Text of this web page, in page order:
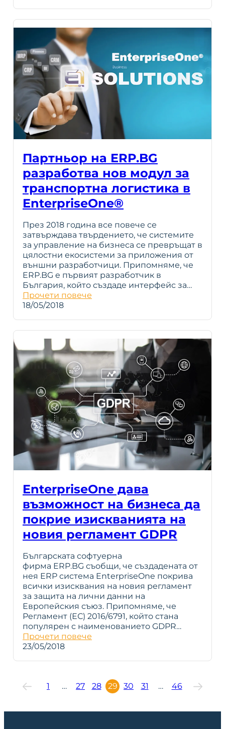
Партньор на ERP.BG
разработва нов модул за
транспортна логистика в
EnterpriseOne®
През 2018 година все повече се
затвърждава твърдението, че системите
за управление на бизнеса се превръщат в
цялостни екосистеми за приложения от
външни разработчици. Припомняме, че
ERP.BG e първият разработчик в
България, който създаде интерфейс за…
Прочети повече
18/05/2018
EnterpriseOne дава
възможност на бизнеса да
покрие изискванията на
новия регламент GDPR
Българската софтуерна
фирма ERP.BG съобщи, че създадената от
нея ERP система EnterpriseOne покрива
всички изисквания на новия регламент
за защита на лични данни на
Европейския съюз. Припомняме, че
Регламент (ЕС) 2016/6791, който стана
популярен с наименованието GDPR…
Прочети повече
23/05/2018
1 … 27 28 29 30 31 … 46